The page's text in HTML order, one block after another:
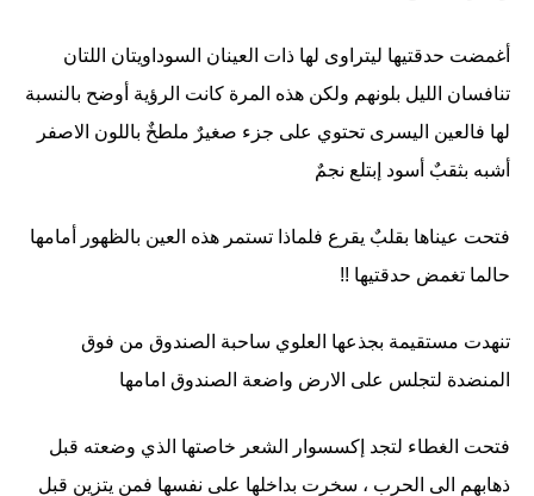
أغمضت حدقتيها ليتراوى لها ذات العينان السوداويتان اللتان
تنافسان الليل بلونهم ولكن هذه المرة كانت الرؤية أوضح بالنسبة
لها فالعين اليسرى تحتوي على جزء صغيرٌ ملطخٌ باللون الاصفر
أشبه بثقبٌ أسود إبتلع نجمٌ
فتحت عيناها بقلبٌ يقرع فلماذا تستمر هذه العين بالظهور أمامها
حالما تغمض حدقتيها !!
تنهدت مستقيمة بجذعها العلوي ساحبة الصندوق من فوق
المنضدة لتجلس على الارض واضعة الصندوق امامها
فتحت الغطاء لتجد إكسسوار الشعر خاصتها الذي وضعته قبل
ذهابهم الى الحرب ، سخرت بداخلها على نفسها فمن يتزين قبل